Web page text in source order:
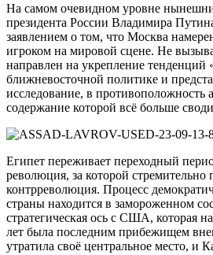
На самом очевидном уровне
президента России Владимира
заявлением о том, что Москва
игроком на мировой сцене. Не
направлен на укрепление тенденций
ближневосточной политике и
исследование, в противоположность
содержание которой всё больше
Египет переживает переходный
революция, за которой стремительно
контрреволюция. Процесс
страны находится в замороженном
стратегическая ось с США, которая
лет была последним прибежищем
утратила своё центральное место, и